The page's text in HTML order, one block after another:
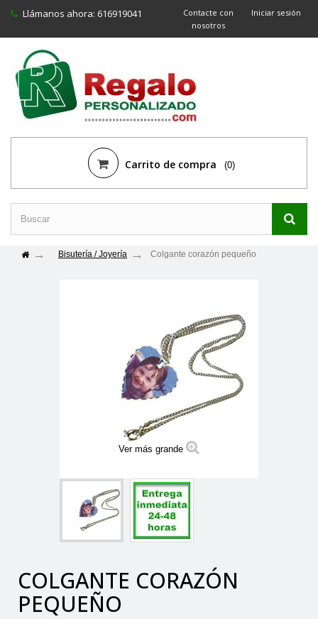
Iniciar sesión
Contacte con
nosotros
Llámanos ahora: 616919041
Carrito de compra (0)
Bisutería / Joyería Colgante corazón pequeño
Ver más grande
COLGANTE CORAZÓN
PEQUEÑO